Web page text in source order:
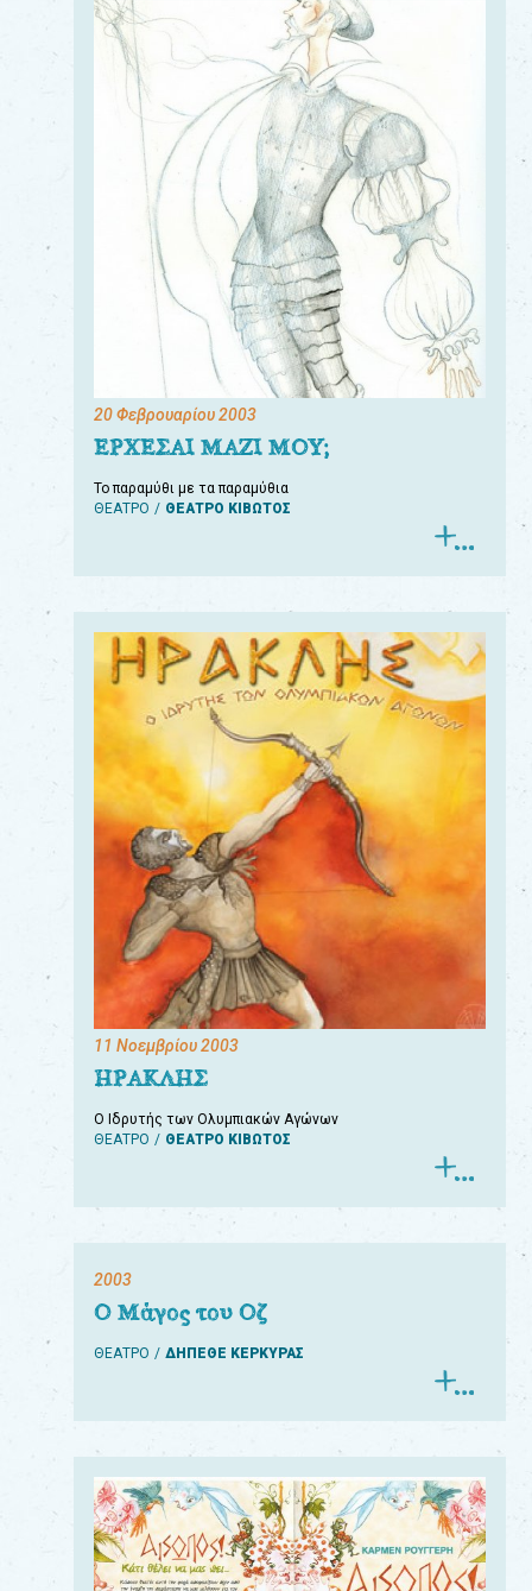
20 Φεβρουαρίου 2003
ΕΡΧΕΣΑΙ ΜΑΖΙ ΜΟΥ;
Το παραμύθι με τα παραμύθια
ΘΕΑΤΡΟ
ΘΕΑΤΡΟ ΚΙΒΩΤΟΣ
11 Νοεμβρίου 2003
ΗΡΑΚΛΗΣ
Ο Ιδρυτής των Ολυμπιακών Αγώνων
ΘΕΑΤΡΟ
ΘΕΑΤΡΟ ΚΙΒΩΤΟΣ
2003
Ο Μάγος του Οζ
ΘΕΑΤΡΟ ΔΗΠΕΘΕ ΚΕΡΚΥΡΑΣ